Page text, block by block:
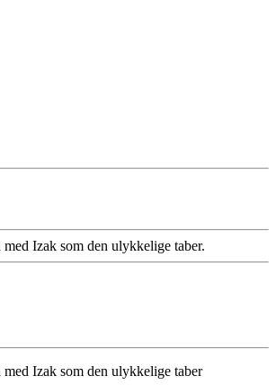
Izak som den ulykkelige taber.
Izak som den ulykkelige taber